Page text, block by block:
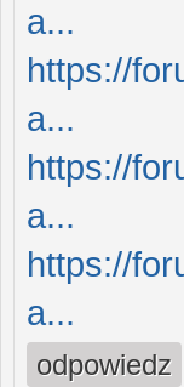
a...
https://
a...
https://
a...
https://
a...
odpowiedz